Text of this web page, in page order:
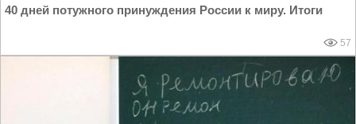
40 дней потужного принуждения России к миру. Итоги
57